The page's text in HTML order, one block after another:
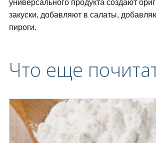
универсального продукта создают
закуски, добавляют в салаты,
пироги.
Что еще